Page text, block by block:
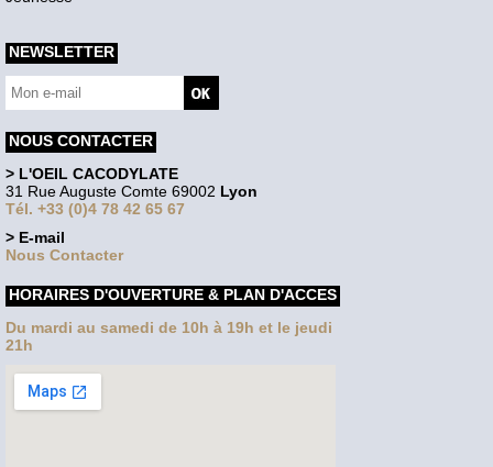
NEWSLETTER
NOUS CONTACTER
> L'OEIL CACODYLATE
31 Rue Auguste Comte 69002 Lyon
Tél. +33 (0)4 78 42 65 67
> E-mail
Nous Contacter
HORAIRES D'OUVERTURE & PLAN D'ACCES
Du mardi au samedi de 10h à 19h et le jeudi
21h